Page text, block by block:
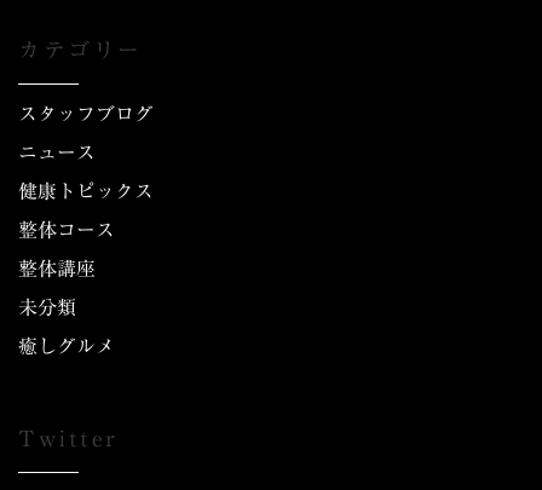
カテゴリー
スタッフブログ
ニュース
健康トピックス
整体コース
整体講座
未分類
癒しグルメ
Twitter